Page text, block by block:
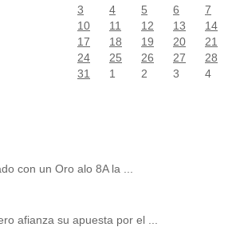
3
4 5 6 7
10
11 12 13 14
17
18 19 20 21
24
25 26 27 28
31
1 2 3 4
con un Oro alo 8A la ...
afianza su apuesta por el ...